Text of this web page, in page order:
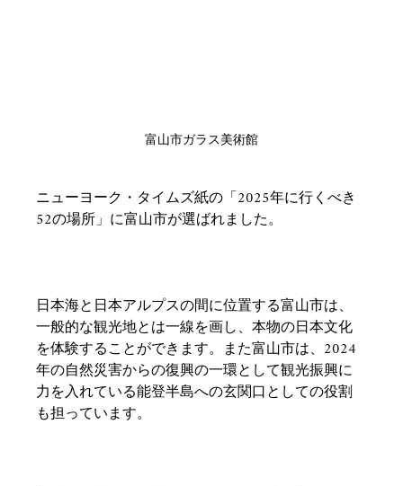
富山市ガラス美術館
ニューヨーク・タイムズ紙の「2025年に行くべき
52の場所」に富山市が選ばれました。
日本海と日本アルプスの間に位置する富山市は、
一般的な観光地とは一線を画し、本物の日本文化
を体験することができます。また富山市は、2024
年の自然災害からの復興の一環として観光振興に
力を入れている能登半島への玄関口としての役割
も担っています。